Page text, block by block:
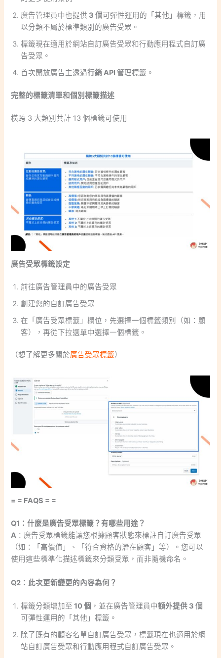
廣告管理員中也提供 3 個可彈性運用的「其他」標籤，用
以分類不屬於標準類別的廣告受眾。
標籤現在適用於網站自訂廣告受眾和行動應用程式自訂廣
告受眾。
首次開放廣告主透過行銷 API 管理標籤。
完整的標籤清單和個別標籤描述
橫跨 3 大類別共計 13 個標籤可使用
廣告受眾標籤設定
前往廣告管理員中的廣告受眾
創建您的自訂廣告受眾
在「廣告受眾標籤」欄位，先選擇一個標籤類別（如：顧
客），再從下拉選單中選擇一個標籤。
（想了解更多關於廣告受眾標籤）
= = FAQS = =
Q1：什麼是廣告受眾標籤？有哪些用途？
A ：廣告受眾標籤能讓您根據顧客狀態來標註自訂廣告受眾
（如：「高價值」、「符合資格的潛在顧客」等）。您可以
使用這些標準化描述標籤來分類受眾，而非隨機命名。
Q2：此次更新變更的內容為何？
標籤分類增加至 10 個 ，並在廣告管理員中額外提供 3 個
可彈性運用的「其他」標籤。
除了既有的顧客名單自訂廣告受眾，標籤現在也適用於網
站自訂廣告受眾和行動應用程式自訂廣告受眾。